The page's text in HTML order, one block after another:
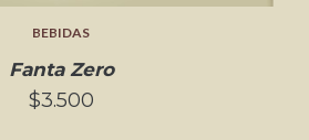
BEBIDAS
Fanta Zero
$3.500